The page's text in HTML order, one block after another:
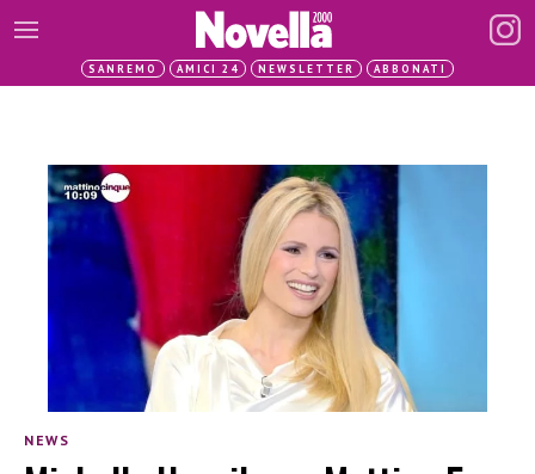
SANREMO AMICI 24 NEWSLETTER ABBONATI
NEWS